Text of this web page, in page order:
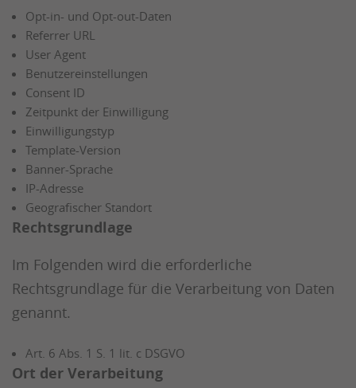
Opt-in- und Opt-out-Daten
Referrer URL
User Agent
Benutzereinstellungen
Consent ID
Zeitpunkt der Einwilligung
Einwilligungstyp
Template-Version
Banner-Sprache
IP-Adresse
Geografischer Standort
Rechtsgrundlage
Im Folgenden wird die erforderliche
Rechtsgrundlage für die Verarbeitung von Daten
genannt.
Art. 6 Abs. 1 S. 1 lit. c DSGVO
Ort der Verarbeitung